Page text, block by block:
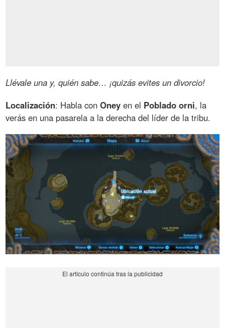
Llévale una y, quién sabe… ¡quizás evites un divorcio!
Localización: Habla conOney en el Poblado orni, la
verás en una pasarela a la derecha del líder de la tribu.